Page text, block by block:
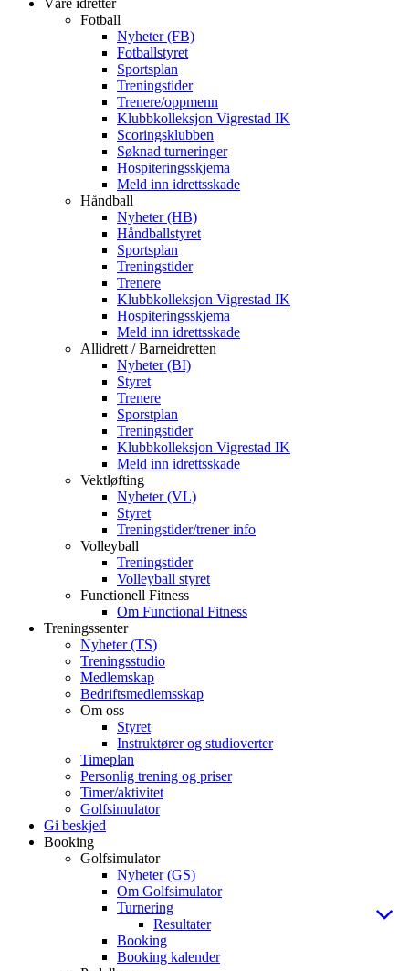
Våre idretter
Fotball
Nyheter (FB)
Fotballstyret
Sportsplan
Treningstider
Trenere/oppmenn
Klubbkolleksjon Vigrestad IK
Scoringsklubben
Søknad turneringer
Hospiteringsskjema
Meld inn idrettsskade
Håndball
Nyheter (HB)
Håndballstyret
Sportsplan
Treningstider
Trenere
Klubbkolleksjon Vigrestad IK
Hospiteringsskjema
Meld inn idrettsskade
Allidrett / Barneidretten
Nyheter (BI)
Styret
Trenere
Sporstplan
Treningstider
Klubbkolleksjon Vigrestad IK
Meld inn idrettsskade
Vektløfting
Nyheter (VL)
Styret
Treningstider/trener info
Volleyball
Treningstider
Volleyball styret
Functionell Fitness
Om Functional Fitness
Treningssenter
Nyheter (TS)
Treningsstudio
Medlemskap
Bedriftsmedlemsskap
Om oss
Styret
Instruktører og studioverter
Timeplan
Personlig trening og priser
Timer/aktivitet
Golfsimulator
Gi beskjed
Booking
Golfsimulator
Nyheter (GS)
Om Golfsimulator
Turnering
Resultater
Booking
Booking kalender